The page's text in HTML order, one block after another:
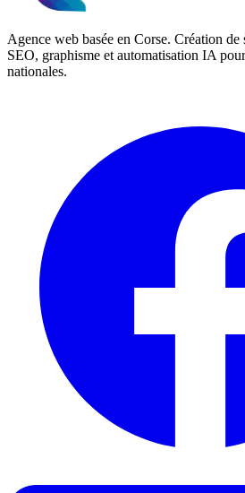
Agence web basée en Corse. Création
SEO, graphisme et automatisation IA
nationales.